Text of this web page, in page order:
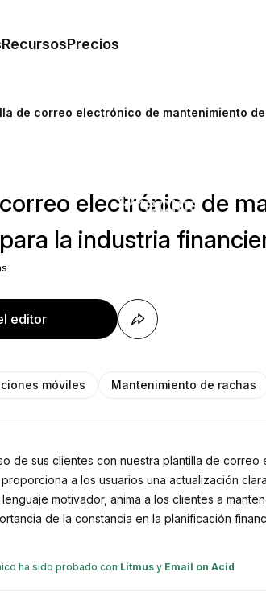
RecursosPrecios
Precios
de correo electrónico de mantenimiento
electrónico de
la industria
editor
móviles Mantenimiento de rachas
de sus clientes con nuestra plantilla de
proporciona a los usuarios una actualización
motivador, anima a los clientes a
de la constancia en la planificación
ha sido probado con Litmus y Email on Acid